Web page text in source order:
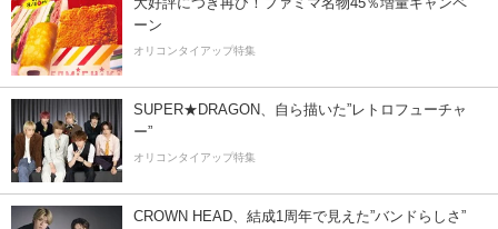
ーン
オリコンタイアップ特集
SUPER★DRAGON、自ら描いた”レトロフューチャ
ー”
オリコンタイアップ特集
CROWN HEAD、結成1周年で見えた”バンドらしさ”